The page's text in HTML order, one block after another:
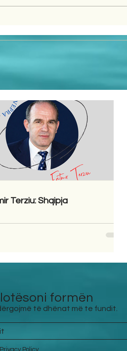
Terziu: Shqipja
formën
të dhënat më te fundit.
Privacy Policy